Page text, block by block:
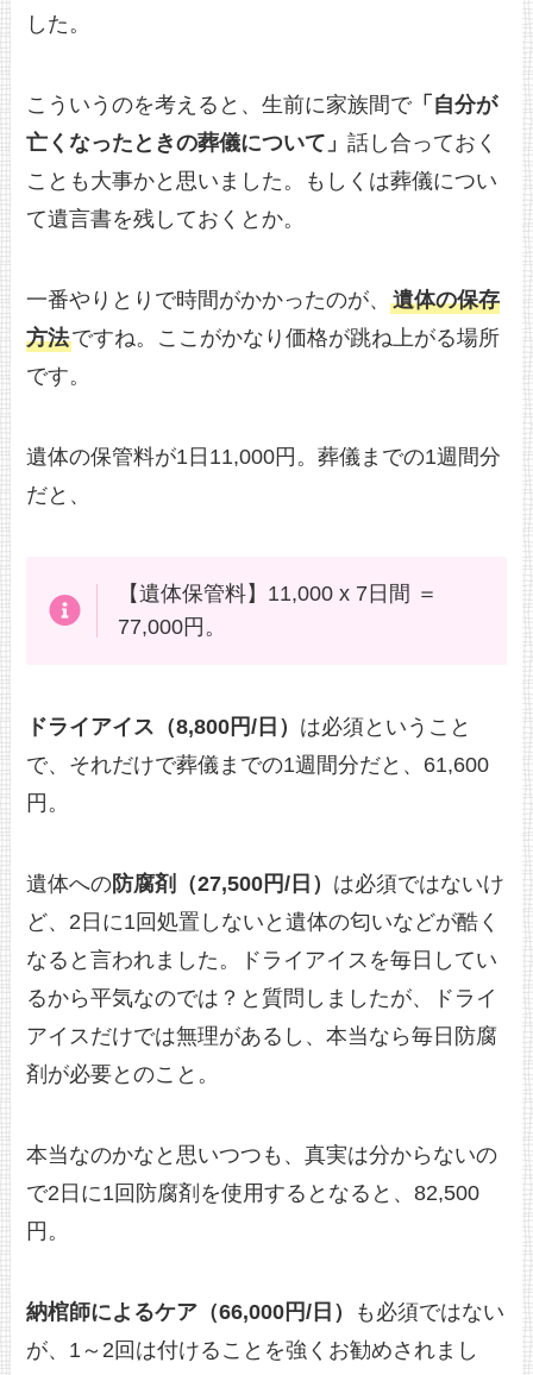
した。
こういうのを考えると、生前に家族間で「自分が
亡くなったときの葬儀について」話し合っておく
ことも大事かと思いました。もしくは葬儀につい
て遺言書を残しておくとか。
一番やりとりで時間がかかったのが、遺体の保存
方法ですね。ここがかなり価格が跳ね上がる場所
です。
遺体の保管料が1日11,000円。葬儀までの1週間分
だと、
【遺体保管料】11,000 x 7日間 ＝
77,000円。
ドライアイス（8,800円/日） は必須ということ
で、それだけで葬儀までの1週間分だと、61,600
円。
遺体への防腐剤（27,500円/日） は必須ではないけ
ど、2日に1回処置しないと遺体の匂いなどが酷く
なると言われました。ドライアイスを毎日してい
るから平気なのでは？と質問しましたが、ドライ
アイスだけでは無理があるし、本当なら毎日防腐
剤が必要とのこと。
本当なのかなと思いつつも、真実は分からないの
で2日に1回防腐剤を使用するとなると、82,500
円。
納棺師によるケア（66,000円/日）
も必須ではない
が、1～2回は付けることを強くお勧めされまし